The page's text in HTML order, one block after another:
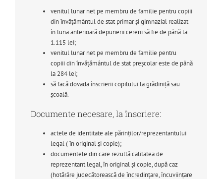
venitul lunar net pe membru de familie pentru copiii
din învățământul de stat primar și gimnazial realizat
în luna anterioară depunerii cererii să fie de până la
1.115 lei;
venitul lunar net pe membru de familie pentru
copiii din învățământul de stat preșcolar este de până
la 284 lei;
să facă dovada înscrierii copilului la grădiniță sau
școală.
Documente necesare, la înscriere:
actele de identitate ale părinților/reprezentantului
legal ( în original și copie);
documentele din care rezultă calitatea de
reprezentant legal, în original și copie, după caz
(hotărâre judecătorească de încredințare, încuviințare